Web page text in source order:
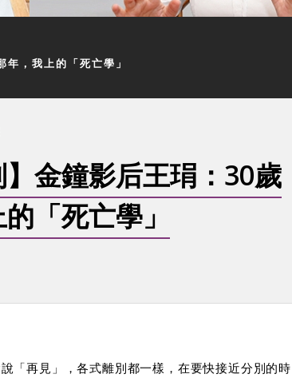
年，我上的「死亡學」
】金鐘影后王琄：30歲
「死亡學」
「再見」，各式離別都一樣，在要快接近分別的時